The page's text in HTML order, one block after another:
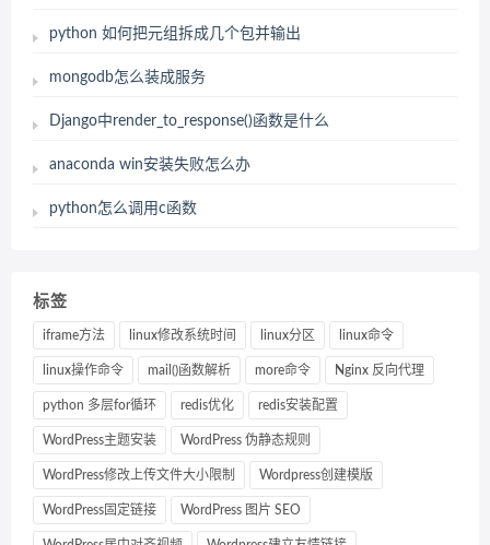
python 如何把元组拆成几个包并输出
mongodb怎么装成服务
Django中render_to_response()函数是什么
anaconda win安装失败怎么办
python怎么调用c函数
标签
iframe方法 linux修改系统时间 linux分区 linux命令
linux操作命令 mail()函数解析 more命令 Nginx 反向代理
python 多层for循环 redis优化 redis安装配置
WordPress主题安装 WordPress 伪静态规则
WordPress修改上传文件大小限制 Wordpress创建模版
WordPress固定链接 WordPress 图片 SEO